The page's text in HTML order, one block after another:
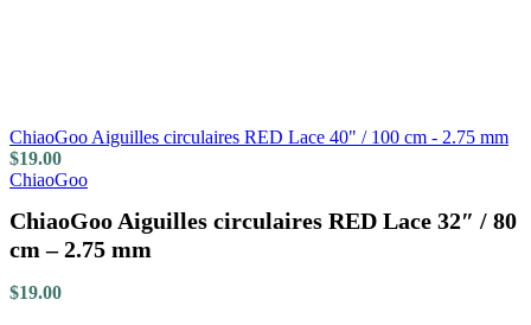
ChiaoGoo Aiguilles circulaires RED Lace 40" / 100 cm - 2.75 mm
$19.00
ChiaoGoo
ChiaoGoo Aiguilles circulaires RED Lace 32″ / 80
cm – 2.75 mm
$19.00